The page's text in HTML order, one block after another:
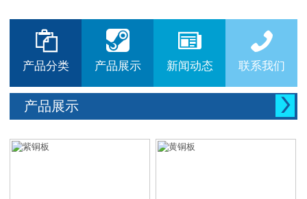



产品分类

产品展示

新闻动态

联系我们
产品展示 